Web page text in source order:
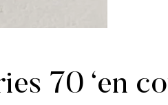
70 ‘en